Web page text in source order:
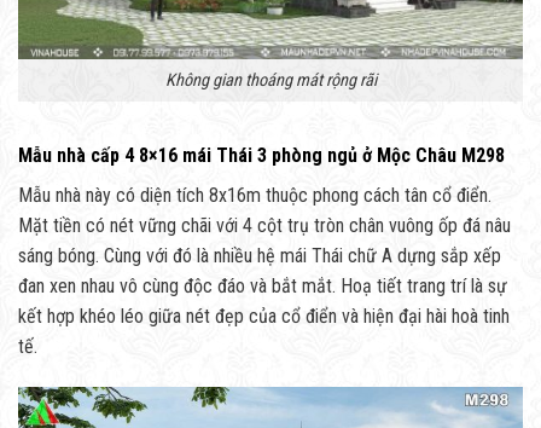
Không gian thoáng mát rộng rãi
Mẫu nhà cấp 4 8×16 mái Thái 3 phòng ngủ ở Mộc Châu M298
Mẫu nhà này có diện tích 8x16m thuộc phong cách tân cổ điển.
Mặt tiền có nét vững chãi với 4 cột trụ tròn chân vuông ốp đá nâu
sáng bóng. Cùng với đó là nhiều hệ mái Thái chữ A dựng sắp xếp
đan xen nhau vô cùng độc đáo và bắt mắt. Hoạ tiết trang trí là sự
kết hợp khéo léo giữa nét đẹp của cổ điển và hiện đại hài hoà tinh
tế.